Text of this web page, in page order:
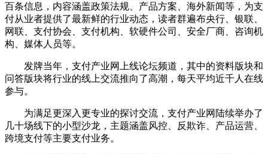
百条信息，内容涵盖政策法规、产品方案、海外新闻等，为支
付从业者提供了最新鲜的行业动态，读者群遍布央行、银联、
网联、支付协会、支付机构、软硬件公司、安全厂商、咨询机
构、媒体人员等。
发牌当年，支付产业网上线论坛频道，其中的资料版块和
问答版块将行业的线上交流推向了高潮，每天平均近千人在线
参与。
为满足更深入更专业的探讨交流，支付产业网陆续举办了
几十场线下的小型沙龙，主题涵盖风控、反欺诈、产品运营、
跨境支付等主要支付业务。